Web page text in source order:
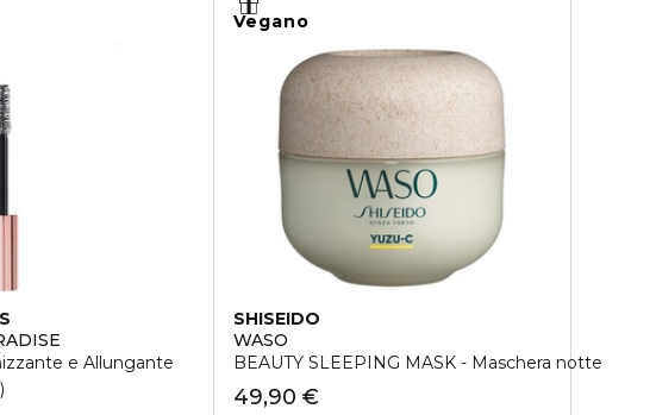
e Allungante
Vegano
SHISEIDO
WASO
BEAUTY SLEEPING MASK - Maschera notte
49,90 €